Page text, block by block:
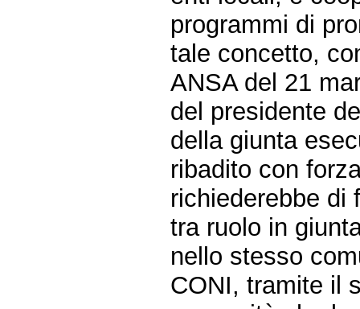
programmi di
tale concetto,
ANSA del 21
del presidente
della giunta
ribadito con
richiederebbe di
tra ruolo in
nello stesso
CONI, tramite il